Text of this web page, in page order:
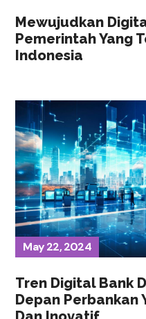
Mewujudkan
Pemerintah Yang
Indonesia
May 22, 2024
Tren Digital Bank
Depan Perbankan